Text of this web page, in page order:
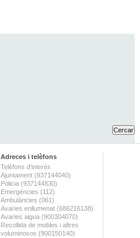
Adreces i telèfons
Telèfons d'interès
Ajuntament (937144040)
Policia (937144830)
Emergències (112)
Ambulàncies (061)
Avaries enllumenat (686216138)
Avaries aigua (900304070)
Recollida de mobles i altres
voluminosos (900150140)